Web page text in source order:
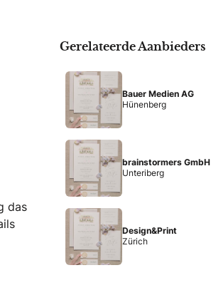
das
Gerelateerde Aanbieders
Bauer Medien AG
Hünenberg
brainstormers GmbH
Unteriberg
Design&Print
Zürich